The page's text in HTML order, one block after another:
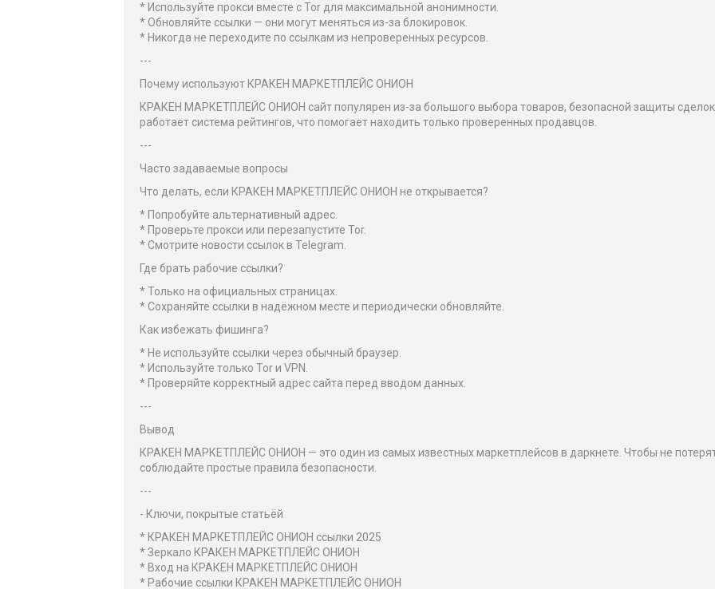
* Используйте прокси вместе с Tor для максимальной анонимности.
* Обновляйте ссылки — они могут меняться из-за блокировок.
* Никогда не переходите по ссылкам из непроверенных ресурсов.
---
Почему используют КРАКЕН МАРКЕТПЛЕЙС ОНИОН
КРАКЕН МАРКЕТПЛЕЙС ОНИОН сайт популярен из-за большого выбора товаров, безопасной защиты сделок
работает система рейтингов, что помогает находить только проверенных продавцов.
---
Часто задаваемые вопросы
Что делать, если КРАКЕН МАРКЕТПЛЕЙС ОНИОН не открывается?
* Попробуйте альтернативный адрес.
* Проверьте прокси или перезапустите Tor.
* Смотрите новости ссылок в Telegram.
Где брать рабочие ссылки?
* Только на официальных страницах.
* Сохраняйте ссылки в надёжном месте и периодически обновляйте.
Как избежать фишинга?
* Не используйте ссылки через обычный браузер.
* Используйте только Tor и VPN.
* Проверяйте корректный адрес сайта перед вводом данных.
---
Вывод
КРАКЕН МАРКЕТПЛЕЙС ОНИОН — это один из самых известных маркетплейсов в даркнете. Чтобы не
соблюдайте простые правила безопасности.
---
- Ключи, покрытые статьёй
* КРАКЕН МАРКЕТПЛЕЙС ОНИОН ссылки 2025
* Зеркало КРАКЕН МАРКЕТПЛЕЙС ОНИОН
* Вход на КРАКЕН МАРКЕТПЛЕЙС ОНИОН
* Рабочие ссылки КРАКЕН МАРКЕТПЛЕЙС ОНИОН